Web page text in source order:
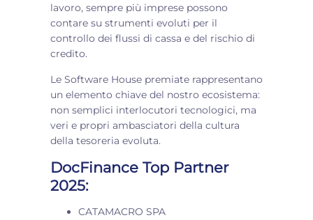
lavoro, sempre più imprese possono
contare su strumenti evoluti per il
controllo dei flussi di cassa e del rischio di
credito.
Le Software House premiate rappresentano
un elemento chiave del nostro ecosistema:
non semplici interlocutori tecnologici, ma
veri e propri ambasciatori della cultura
della tesoreria evoluta.
DocFinance Top Partner
2025:
CATAMACRO SPA